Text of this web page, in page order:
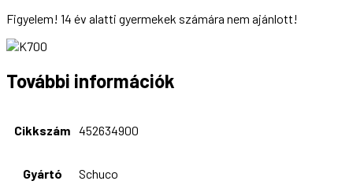
Figyelem! 14 év alatti gyermekek számára nem ajánlott!
További információk
Cikkszám 452634900
Gyártó Schuco